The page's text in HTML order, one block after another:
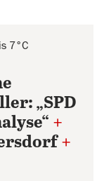
7°C
„SPD
+
+